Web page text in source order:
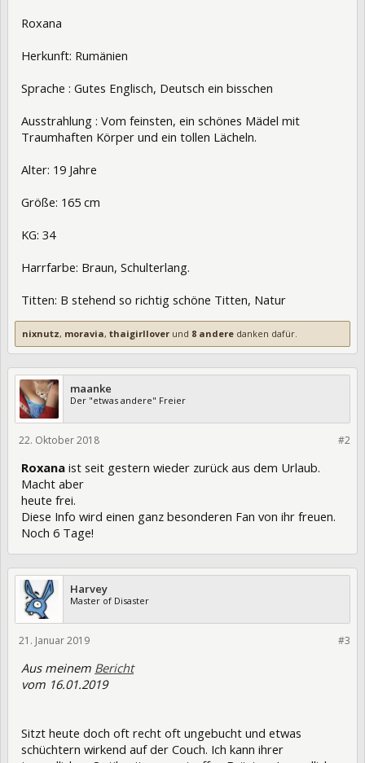
Roxana
Herkunft: Rumänien
Sprache : Gutes Englisch, Deutsch ein bisschen
Ausstrahlung : Vom feinsten, ein schönes Mädel mit
Traumhaften Körper und ein tollen Lächeln.
Alter: 19 Jahre
Größe: 165 cm
KG: 34
Harrfarbe: Braun, Schulterlang.
Titten: B stehend so richtig schöne Titten, Natur
nixnutz, moravia, thaigirllover und 8 andere danken dafür.
maanke
Der "etwas andere" Freier
#2
22. Oktober 2018
Roxana ist seit gestern wieder zurück aus dem Urlaub.
Macht aber
heute frei.
Diese Info wird einen ganz besonderen Fan von ihr freuen.
Noch 6 Tage!
Harvey
Master of Disaster
#3
21. Januar 2019
Aus meinem Bericht
vom 16.01.2019
Sitzt heute doch oft recht oft ungebucht und etwas
schüchtern wirkend auf der Couch. Ich kann ihrer